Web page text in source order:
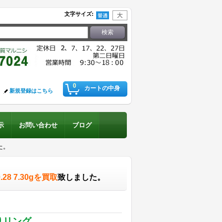
文字サイズ:
0 カートの中身
新規登録はこちら
お問い合わせ ブログ
7.30gを買取致しました。